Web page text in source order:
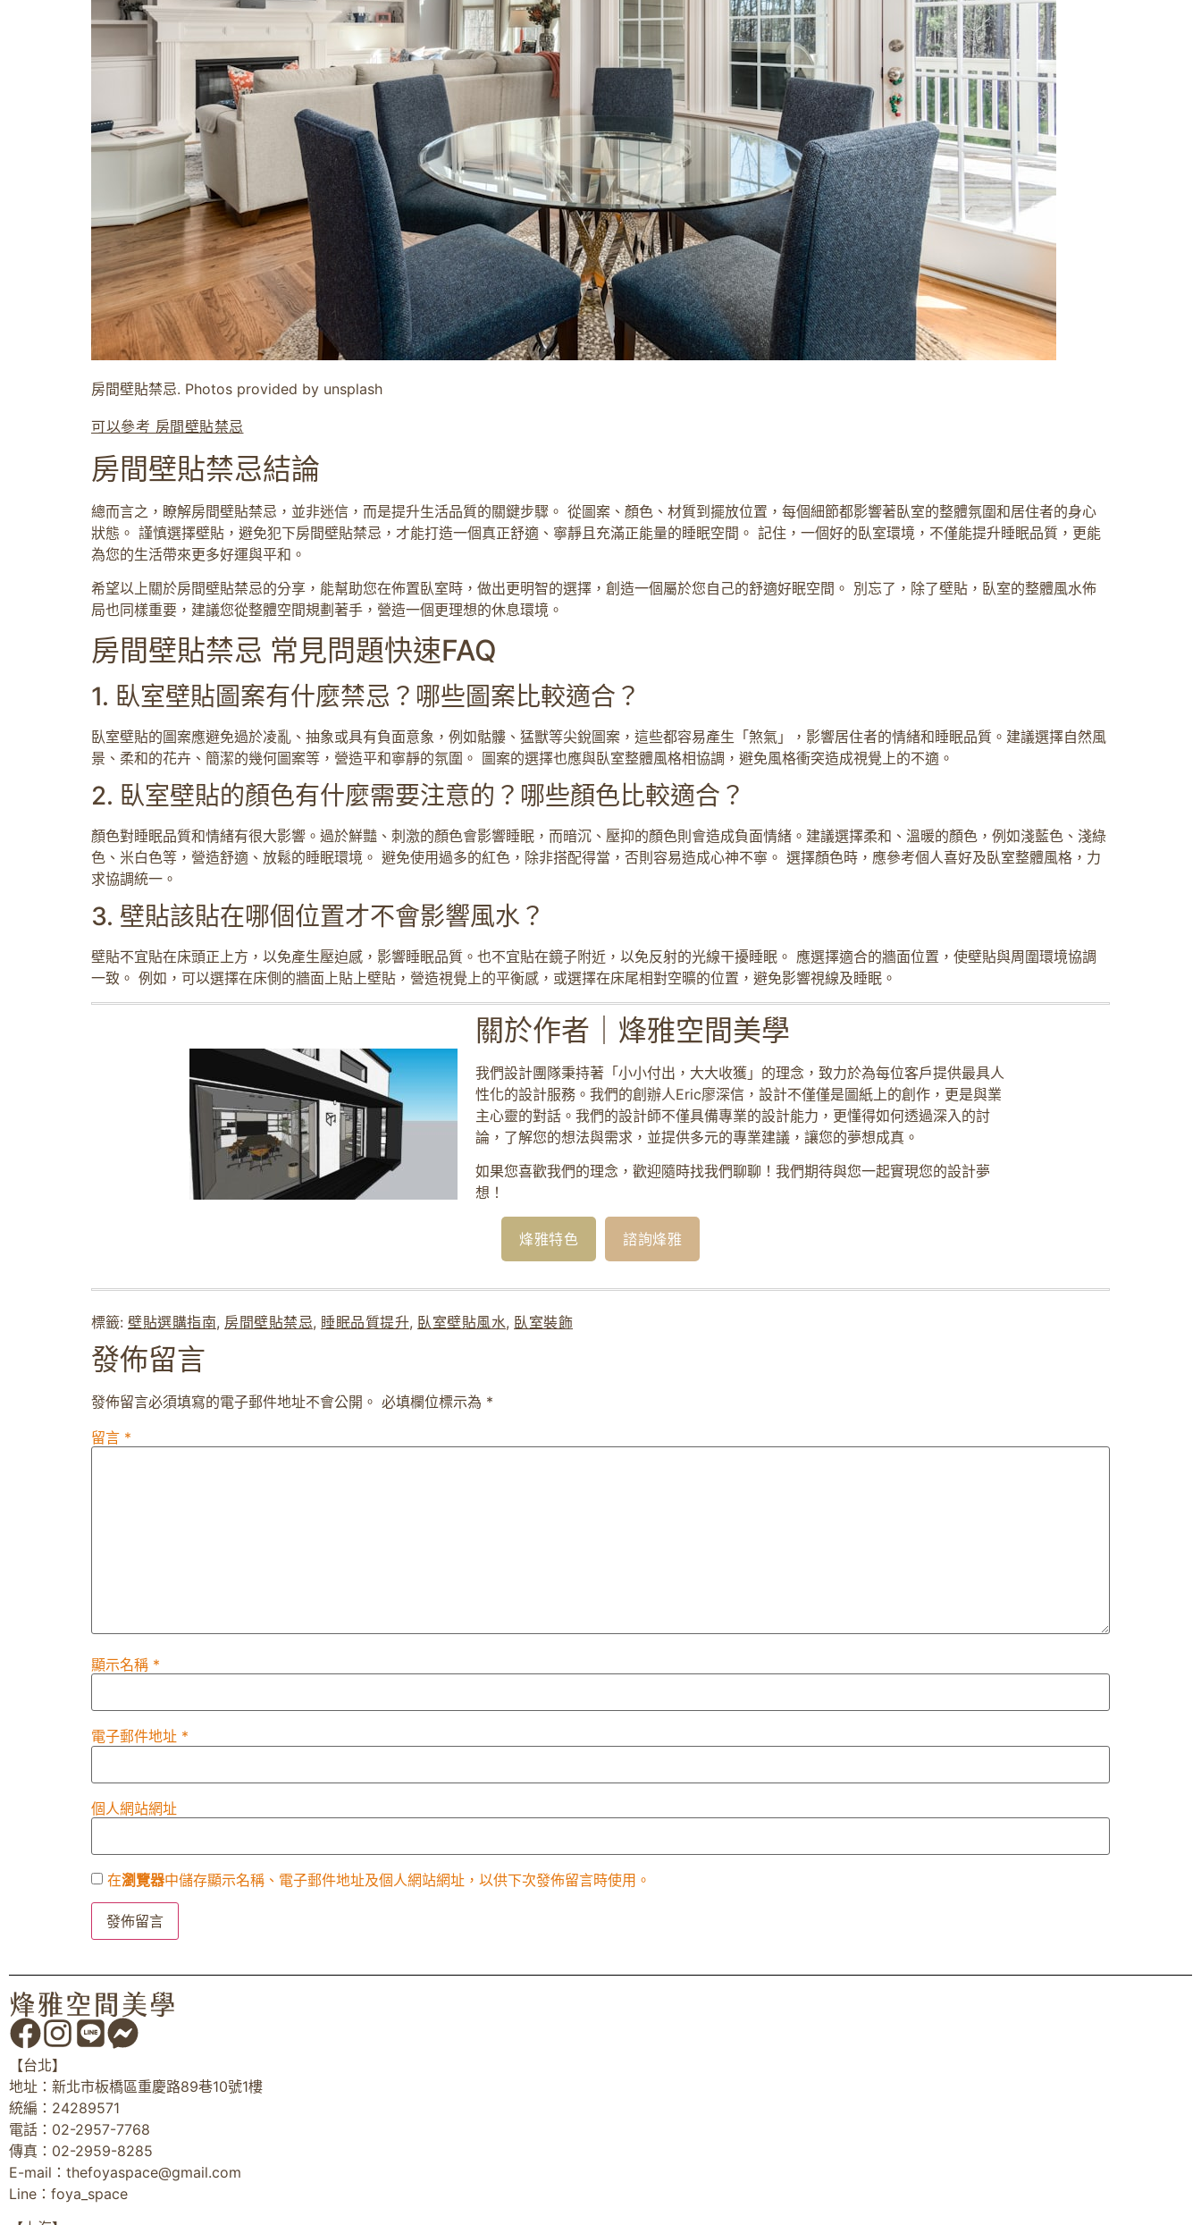
房間壁貼禁忌. Photos provided by unsplash
可以參考 房間壁貼禁忌
房間壁貼禁忌結論
總而言之，瞭解房間壁貼禁忌，並非迷信，而是提升生活品質的關鍵步驟。 從圖案、顏色、材質到擺放位置，每個細節都影響著臥室的整體氛圍和居住者的身心
狀態。 謹慎選擇壁貼，避免犯下房間壁貼禁忌，才能打造一個真正舒適、寧靜且充滿正能量的睡眠空間。 記住，一個好的臥室環境，不僅能提升睡眠品質，更能
為您的生活帶來更多好運與平和。
希望以上關於房間壁貼禁忌的分享，能幫助您在佈置臥室時，做出更明智的選擇，創造一個屬於您自己的舒適好眠空間。 別忘了，除了壁貼，臥室的整體風水佈
局也同樣重要，建議您從整體空間規劃著手，營造一個更理想的休息環境。
房間壁貼禁忌 常見問題快速FAQ
1. 臥室壁貼圖案有什麼禁忌？哪些圖案比較適合？
臥室壁貼的圖案應避免過於凌亂、抽象或具有負面意象，例如骷髏、猛獸等尖銳圖案，這些都容易產生「煞氣」，影響居住者的情緒和睡眠品質。建議選擇自然風
景、柔和的花卉、簡潔的幾何圖案等，營造平和寧靜的氛圍。 圖案的選擇也應與臥室整體風格相協調，避免風格衝突造成視覺上的不適。
2. 臥室壁貼的顏色有什麼需要注意的？哪些顏色比較適合？
顏色對睡眠品質和情緒有很大影響。過於鮮豔、刺激的顏色會影響睡眠，而暗沉、壓抑的顏色則會造成負面情緒。建議選擇柔和、溫暖的顏色，例如淺藍色、淺綠
色、米白色等，營造舒適、放鬆的睡眠環境。 避免使用過多的紅色，除非搭配得當，否則容易造成心神不寧。 選擇顏色時，應參考個人喜好及臥室整體風格，力
求協調統一。
3. 壁貼該貼在哪個位置才不會影響風水？
壁貼不宜貼在床頭正上方，以免產生壓迫感，影響睡眠品質。也不宜貼在鏡子附近，以免反射的光線干擾睡眠。 應選擇適合的牆面位置，使壁貼與周圍環境協調
一致。 例如，可以選擇在床側的牆面上貼上壁貼，營造視覺上的平衡感，或選擇在床尾相對空曠的位置，避免影響視線及睡眠。
關於作者｜烽雅空間美學
我們設計團隊秉持著「小小付出，大大收獲」的理念，致力於為每位客戶提供最具人
性化的設計服務。我們的創辦人Eric廖深信，設計不僅僅是圖紙上的創作，更是與業
主心靈的對話。我們的設計師不僅具備專業的設計能力，更懂得如何透過深入的討
論，了解您的想法與需求，並提供多元的專業建議，讓您的夢想成真。
如果您喜歡我們的理念，歡迎隨時找我們聊聊！我們期待與您一起實現您的設計夢
想！
烽雅特色 諮詢烽雅
標籤: 壁貼選購指南, 房間壁貼禁忌, 睡眠品質提升, 臥室壁貼風水, 臥室裝飾
發佈留言
發佈留言必須填寫的電子郵件地址不會公開。 必填欄位標示為 *
留言 *
顯示名稱 *
電子郵件地址 *
個人網站網址
在瀏覽器中儲存顯示名稱、電子郵件地址及個人網站網址，以供下次發佈留言時使用。
【台北】
地址：新北市板橋區重慶路89巷10號1樓
統編：24289571
電話：02-2957-7768
傳真：02-2959-8285
E-mail： thefoyaspace@gmail.com
Line：foya_space